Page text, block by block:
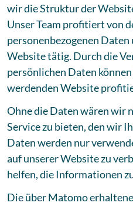
wir die Struktur der
Unser Team profitiert von
personenbezogenen
Website tätig. Durch die
persönlichen Daten
werdenden Website
Ohne die Daten wären wir
Service zu bieten, den wir
Daten werden nur
auf unserer Website zu
helfen, die Informationen
Die über Matomo